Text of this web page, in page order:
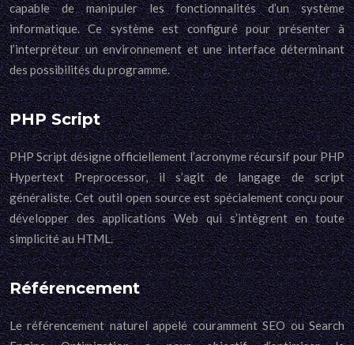
capable de manipuler les fonctionnalités d’un système
informatique. Ce système est configuré pour présenter à
l’interpréteur un environnement et une interface déterminant
des possibilités du programme.
PHP Script
PHP Script désigne officiellement l’acronyme récursif pour PHP
Hypertext Preprocessor, il s’agit de langage de script
généraliste. Cet outil open source est spécialement conçu pour
développer des applications Web qui s’intègrent en toute
simplicité au HTML.
Référencement
Le référencement naturel appelé couramment SEO ou Search